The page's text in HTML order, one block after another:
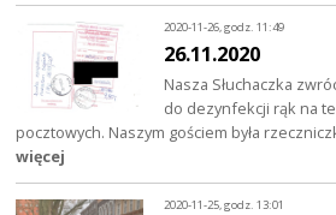
2020-11-26, godz. 11:49
26.11.2020
Nasza Słuchaczka
do dezynfekcji rąk na
pocztowych. Naszym gościem była
więcej
2020-11-25, godz. 13:01